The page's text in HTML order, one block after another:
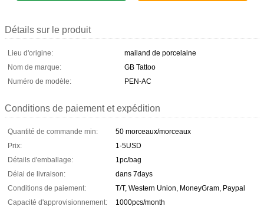
Détails sur le produit
Lieu d'origine:
mailand de porcelaine
Nom de marque:
GB Tattoo
Numéro de modèle:
PEN-AC
Conditions de paiement et expédition
Quantité de commande min:
50 morceaux/morceaux
Prix:
1-5USD
Détails d'emballage:
1pc/bag
Délai de livraison:
dans 7days
Conditions de paiement:
T/T, Western Union, MoneyGram, Paypal
Capacité d'approvisionnement:
1000pcs/month